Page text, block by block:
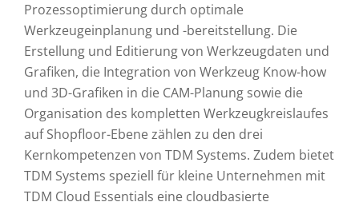
Prozessoptimierung durch optimale
Werkzeugeinplanung und -bereitstellung. Die
Erstellung und Editierung von Werkzeugdaten und
Grafiken, die Integration von Werkzeug Know-how
und 3D-Grafiken in die CAM-Planung sowie die
Organisation des kompletten Werkzeugkreislaufes
auf Shopfloor-Ebene zählen zu den drei
Kernkompetenzen von TDM Systems. Zudem bietet
TDM Systems speziell für kleine Unternehmen mit
TDM Cloud Essentials eine cloudbasierte